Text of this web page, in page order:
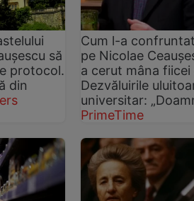
să
protocol.
din
Cum l-a
pe Nicolae
a cerut mâna fiicei
Dezvăluirile
universitar:
PrimeTime